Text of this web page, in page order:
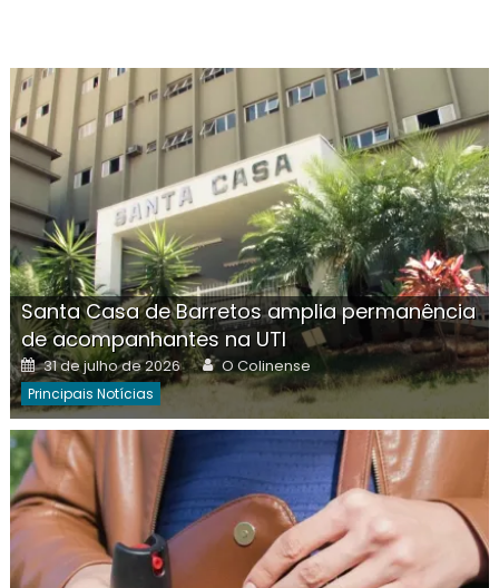
Santa Casa de Barretos amplia permanência
de acompanhantes na UTI
Posted
on
31 de julho de 2026 Author
O Colinense
Principais Notícias